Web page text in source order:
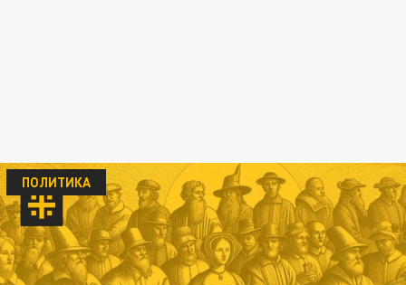
ПОЛИТИКА